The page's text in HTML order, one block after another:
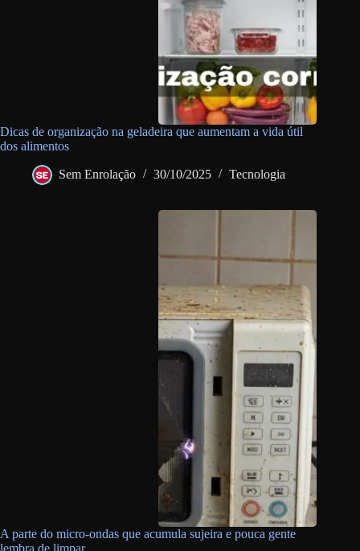
Dicas de organização na geladeira que aumentam a vida útil
dos alimentos
Sem Enrolação 30/10/2025 Tecnologia
A parte do micro-ondas que acumula sujeira e pouca gente